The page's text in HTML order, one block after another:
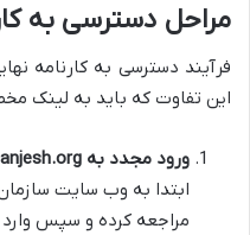
مراحل دسترسی به
فرآیند دسترسی به کارنامه
این تفاوت که باید به لینک
ورود مجدد به sanjesh.org و بخش سراسری:
ابتدا به وب سایت
مراجعه کرده و سپس